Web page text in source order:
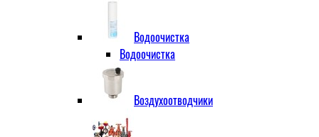
Водоочистка
Водоочистка
Воздухоотводчики